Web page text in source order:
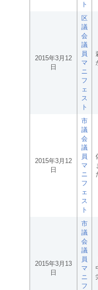
ト
2015年3月12
日
区
議
会
議
員
マ
ニ
フ
ェ
ス
ト
2015年3月12
日
市
議
会
議
員
マ
ニ
フ
ェ
ス
ト
2015年3月13
日
市
議
会
議
員
マ
ニ
フ